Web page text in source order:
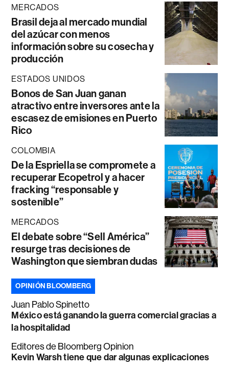
MERCADOS
Brasil deja al mercado mundial
del azúcar con menos
información sobre su cosecha y
producción
ESTADOS UNIDOS
Bonos de San Juan ganan
atractivo entre inversores ante la
escasez de emisiones en Puerto
Rico
COLOMBIA
De la Espriella se compromete a
recuperar Ecopetrol y a hacer
fracking “responsable y
sostenible”
MERCADOS
El debate sobre “Sell América”
resurge tras decisiones de
Washington que siembran dudas
OPINIÓN BLOOMBERG
Juan Pablo Spinetto
México está ganando la guerra comercial gracias a
la hospitalidad
Editores de Bloomberg Opinion
Kevin Warsh tiene que dar algunas explicaciones